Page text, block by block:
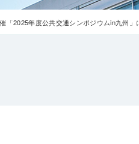
「2025年度公共交通シンポジウムin九州